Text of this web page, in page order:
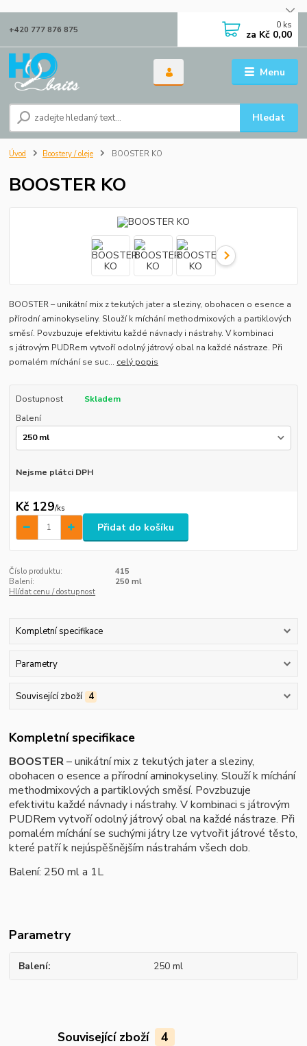
Menu
Hledat
+420 777 876 875 0 ks
za Kč 0,00
Úvod Boostery / oleje BOOSTER KO
BOOSTER KO
BOOSTER – unikátní mix z tekutých jater a sleziny, obohacen o esence a
přírodní aminokyseliny. Slouží k míchání methodmixových a partiklových
směsí. Povzbuzuje efektivitu každé návnady i nástrahy. V kombinaci
s játrovým PUDRem vytvoří odolný játrový obal na každé nástraze. Při
pomalém míchání se suc... celý popis
Dostupnost
Skladem
Balení
Nejsme plátci DPH
Kč 129/ks
Přidat do košíku
Číslo produktu:
415
Balení:
250 ml
Hlídat cenu / dostupnost
Kompletní specifikace
Parametry
Související zboží 4
Kompletní specifikace
BOOSTER– unikátní mix z tekutých jater a sleziny,
obohacen o esence a přírodní aminokyseliny. Slouží k míchání
methodmixových a partiklových směsí. Povzbuzuje
efektivitu každé návnady i nástrahy. V kombinaci s játrovým
PUDRem vytvoří odolný játrový obal na každé nástraze. Při
pomalém míchání se suchými játry lze vytvořit játrové těsto,
které patří k nejúspěšnějším nástrahám všech dob.
Balení: 250 ml a 1L
Parametry
Balení 250 ml
Související zboží 4